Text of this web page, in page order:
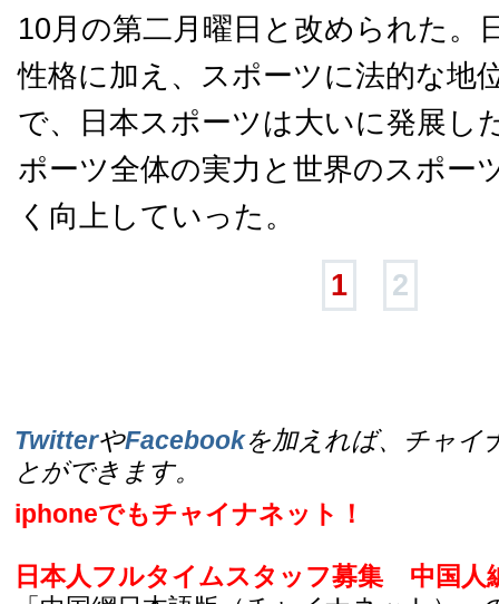
10月の第二月曜日と改められた。
性格に加え、スポーツに法的な地
で、日本スポーツは大いに発展し
ポーツ全体の実力と世界のスポー
く向上していった。
1 2
TwitterやFacebookを加えれば、チャイ
とができます。
iphoneでもチャイナネット！
日本人フルタイムスタッフ募集
中国人